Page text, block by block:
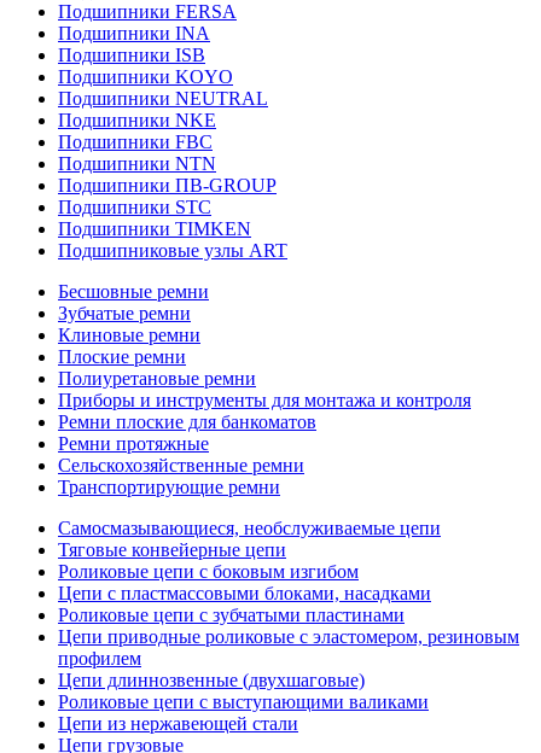
Подшипники FERSA
Подшипники INA
Подшипники ISB
Подшипники KOYO
Подшипники NEUTRAL
Подшипники NKE
Подшипники FBC
Подшипники NTN
Подшипники ПВ-GROUP
Подшипники STC
Подшипники TIMKEN
Подшипниковые узлы ART
Бесшовные ремни
Зубчатые ремни
Клиновые ремни
Плоские ремни
Полиуретановые ремни
Приборы и инструменты для монтажа и контроля
Ремни плоские для банкоматов
Ремни протяжные
Сельскохозяйственные ремни
Транспортирующие ремни
Самосмазывающиеся, необслуживаемые цепи
Тяговые конвейерные цепи
Роликовые цепи с боковым изгибом
Цепи с пластмассовыми блоками, насадками
Роликовые цепи с зубчатыми пластинами
Цепи приводные роликовые с эластомером, резиновым
профилем
Цепи длиннозвенные (двухшаговые)
Роликовые цепи с выступающими валиками
Цепи из нержавеющей стали
Цепи грузовые